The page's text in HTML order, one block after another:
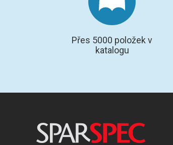
Přes 5000 položek v
katalogu